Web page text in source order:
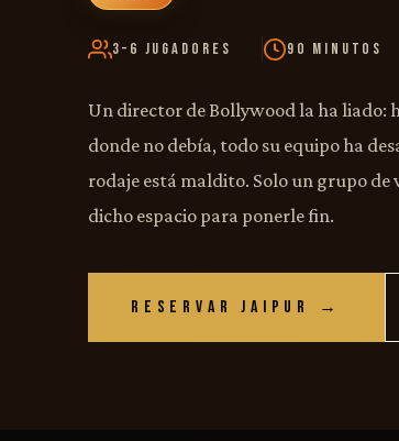
3–6 Jugadores 90 Minutos
Un director de Bollywood la ha liado:
donde no debía, todo su equipo ha
rodaje está maldito. Solo un grupo
dicho espacio para ponerle fin.
RESERVAR JAIPUR →